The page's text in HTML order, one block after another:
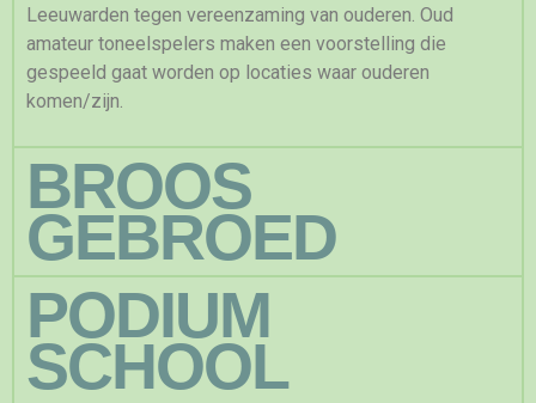
Leeuwarden tegen vereenzaming van ouderen. Oud
amateur toneelspelers maken een voorstelling die
gespeeld gaat worden op locaties waar ouderen
komen/zijn.
BROOS
GEBROED
PODIUM
SCHOOL